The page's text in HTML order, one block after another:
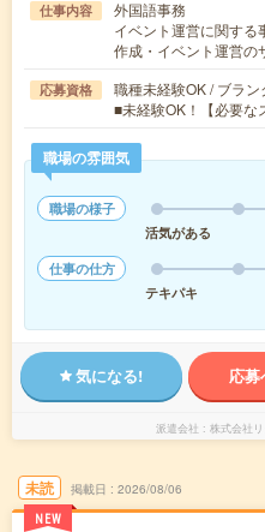
仕事内容
外国語事務
イベント運営に関す
作成・イベント運営
応募資格
職種未経験OK / ブラン
■未経験OK！【必要な
職場の雰囲気
職場の様子
活気がある
仕事の仕方
テキパキ
気になる! 応
派遣会社 株式会社
未読
NEW
掲載日 2026/08/06